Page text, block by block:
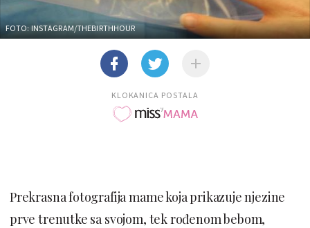
FOTO: INSTAGRAM/THEBIRTHHOUR
KLOKANICA POSTALA
Prekrasna fotografija mame koja prikazuje njezine
prve trenutke sa svojom, tek rođenom bebom,